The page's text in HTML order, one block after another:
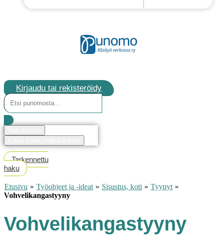
Kirjaudu tai rekisteröidy
Search
...
Tarkennettu
haku
Etusivu » Työohjeet ja -ideat » Sisustus, koti » Tyynyt »
Vohvelikangastyyny
Vohvelikangastyyny